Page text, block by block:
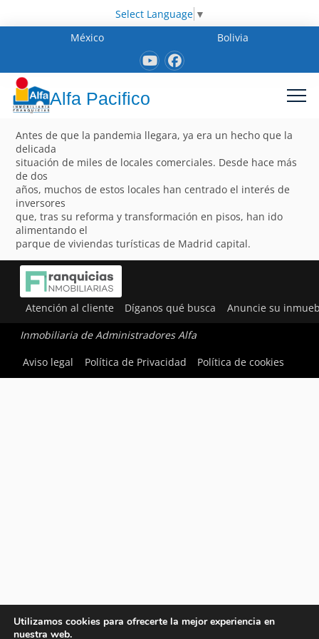
Select Language ▼
México
Bolivia
Alfa Pacifico
Antes de que la pandemia llegara, ya era un hecho que la
delicada
situación de miles de locales comerciales. Desde hace más
de dos
años, muchos de estos locales han centrado el interés de
inversores
que, tras su reforma y transformación en pisos, han ido
alimentando el
parque de viviendas turísticas de Madrid capital.
Atención al cliente Díganos qué busca Anuncie su
Inmobiliaria de Administradores Alfa
Aviso legal
Política de Privacidad Política de cookies
Utilizamos cookies para ofrecerte la mejor experiencia en
nuestra web.